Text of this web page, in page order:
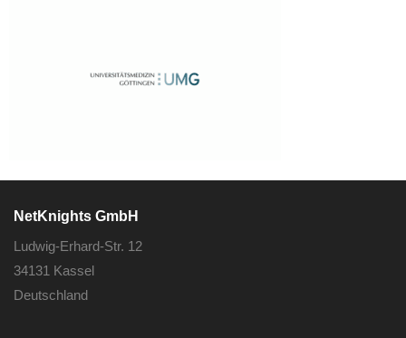
NetKnights GmbH
Ludwig-Erhard-Str. 12
34131 Kassel
Deutschland